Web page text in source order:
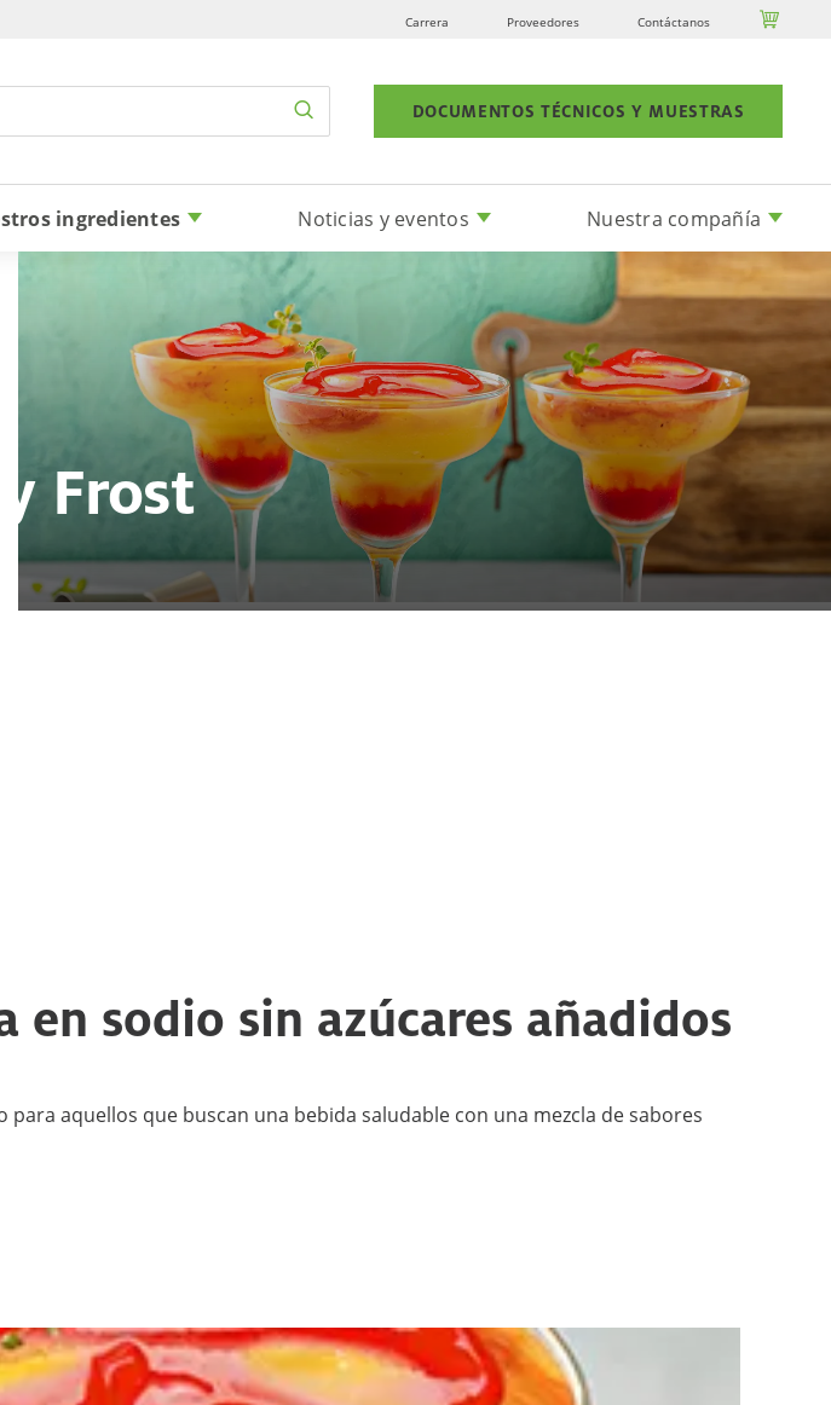
Carrera Proveedores Contáctanos 
DOCUMENTOS TÉCNICOS Y MUESTRAS
ingredientes Noticias y eventos Nuestra compañía
Frost
en sodio sin azúcares añadidos
aquellos que buscan una bebida saludable con una mezcla de sabores